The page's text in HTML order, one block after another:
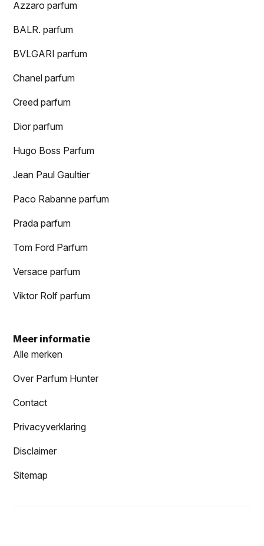
Azzaro parfum
BALR. parfum
BVLGARI parfum
Chanel parfum
Creed parfum
Dior parfum
Hugo Boss Parfum
Jean Paul Gaultier
Paco Rabanne parfum
Prada parfum
Tom Ford Parfum
Versace parfum
Viktor Rolf parfum
Meer informatie
Alle merken
Over Parfum Hunter
Contact
Privacyverklaring
Disclaimer
Sitemap